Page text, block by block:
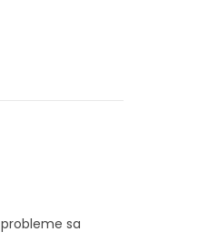
sa